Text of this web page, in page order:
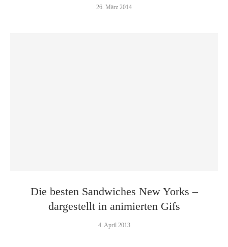
26. März 2014
Die besten Sandwiches New Yorks –
dargestellt in animierten Gifs
4. April 2013